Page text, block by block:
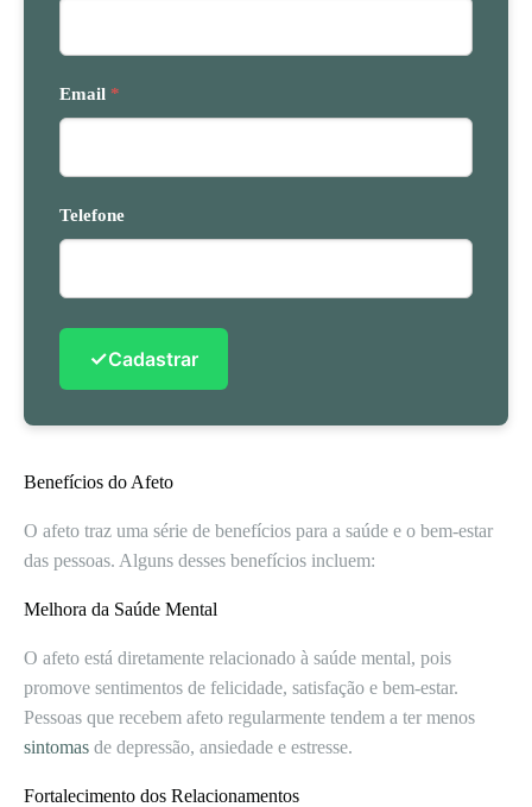
Email *
Telefone
✓Cadastrar
Benefícios do Afeto
O afeto traz uma série de benefícios para a saúde e o bem-estar
das pessoas. Alguns desses benefícios incluem:
Melhora da Saúde Mental
O afeto está diretamente relacionado à saúde mental, pois
promove sentimentos de felicidade, satisfação e bem-estar.
Pessoas que recebem afeto regularmente tendem a ter menos
sintomas de depressão, ansiedade e estresse.
Fortalecimento dos Relacionamentos